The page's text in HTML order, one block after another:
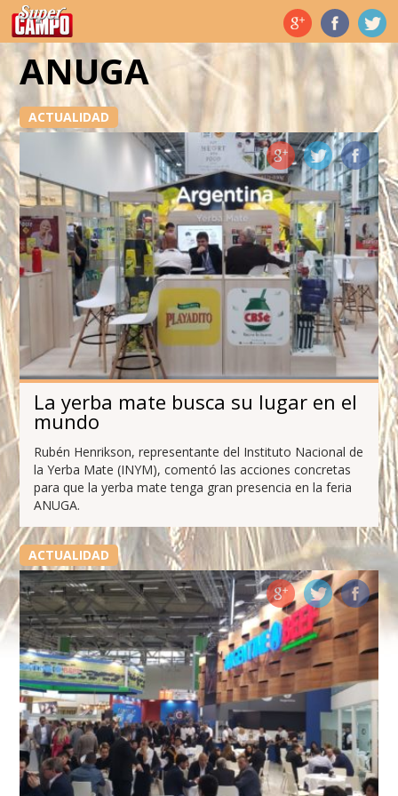
Temas de hoy
ANUGA
ACTUALIDAD
La yerba mate busca su lugar en el
mundo
Rubén Henrikson, representante del Instituto Nacional de
la Yerba Mate (INYM), comentó las acciones concretas
para que la yerba mate tenga gran presencia en la feria
ANUGA.
ACTUALIDAD